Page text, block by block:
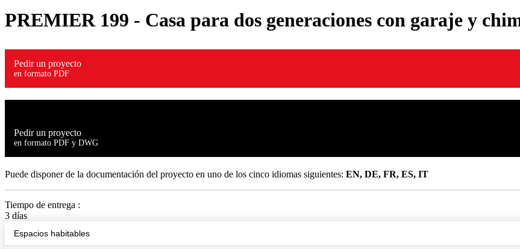
PREMIER 199 - Casa para dos generaciones con garaje y
Pedir un proyecto
en formato PDF
Pedir un proyecto
en formato PDF y DWG
Puede disponer de la documentación del proyecto en uno de los cinco idiomas siguientes: EN, DE, FR, ES, IT
Tiempo de entrega :
3 días
Espacios habitables